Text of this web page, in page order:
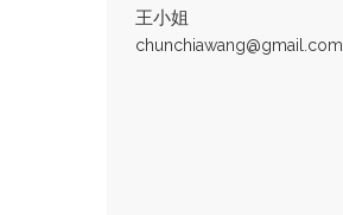
王小姐
chunchiawang@gmail.com